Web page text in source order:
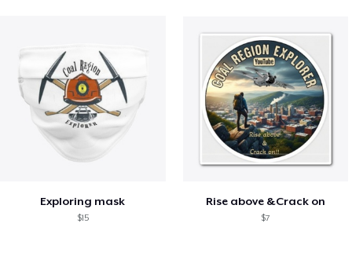
Exploring mask
$15
Rise above &Crack on
$7